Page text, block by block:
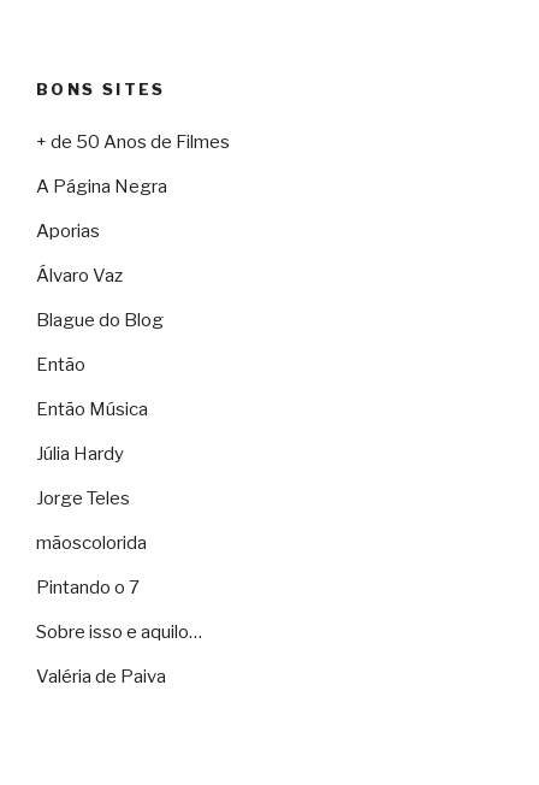
BONS SITES
+ de 50 Anos de Filmes
A Página Negra
Aporias
Álvaro Vaz
Blague do Blog
Então
Então Música
Júlia Hardy
Jorge Teles
mãoscolorida
Pintando o 7
Sobre isso e aquilo…
Valéria de Paiva